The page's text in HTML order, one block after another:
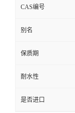
CAS编号
别名
保质期
耐水性
是否进口